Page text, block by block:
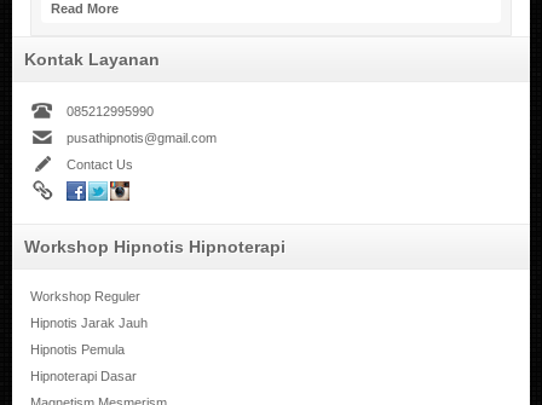
Read More
Kontak Layanan
085212995990
pusathipnotis@gmail.com
Contact Us
Workshop Hipnotis Hipnoterapi
Workshop Reguler
Hipnotis Jarak Jauh
Hipnotis Pemula
Hipnoterapi Dasar